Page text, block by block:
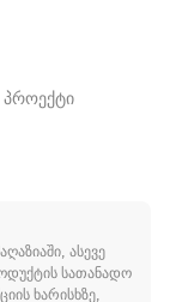
პროექტი
ასევე
სათანადო
ხარისხზე,